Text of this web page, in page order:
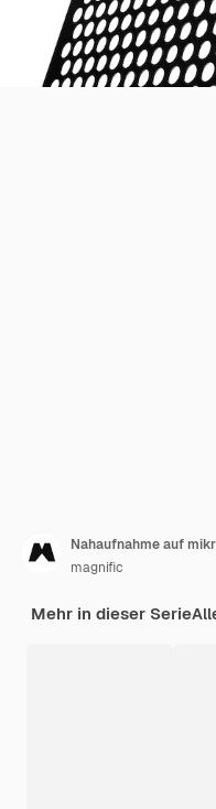
Nahaufnahme auf
magnific
Mehr in dieser Serie